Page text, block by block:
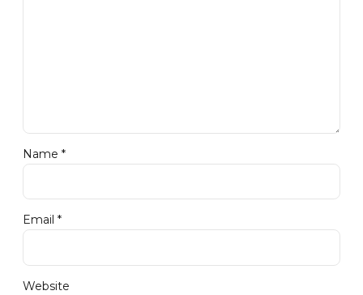
Name *
Email *
Website